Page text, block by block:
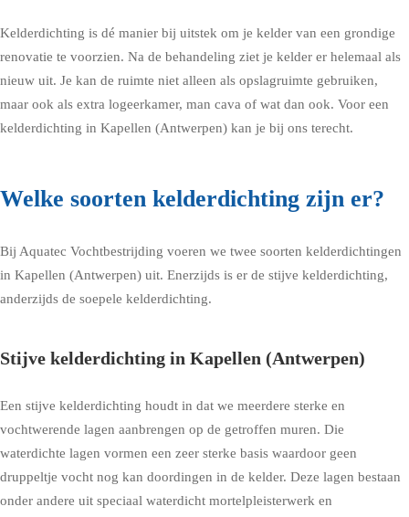
Kelderdichting is dé manier bij uitstek om je kelder van een grondige
renovatie te voorzien. Na de behandeling ziet je kelder er helemaal als
nieuw uit. Je kan de ruimte niet alleen als opslagruimte gebruiken,
maar ook als extra logeerkamer, man cava of wat dan ook. Voor een
kelderdichting in Kapellen (Antwerpen) kan je bij ons terecht.
Welke soorten kelderdichting zijn er?
Bij Aquatec Vochtbestrijding voeren we twee soorten kelderdichtingen
in Kapellen (Antwerpen) uit. Enerzijds is er de stijve kelderdichting,
anderzijds de soepele kelderdichting.
Stijve kelderdichting in Kapellen (Antwerpen)
Een stijve kelderdichting houdt in dat we meerdere sterke en
vochtwerende lagen aanbrengen op de getroffen muren. Die
waterdichte lagen vormen een zeer sterke basis waardoor geen
druppeltje vocht nog kan doordingen in de kelder. Deze lagen bestaan
onder andere uit speciaal waterdicht mortelpleisterwerk en